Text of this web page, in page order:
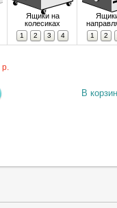
Ящики на
колесиках
1 2 3 4 1 2
р.
В